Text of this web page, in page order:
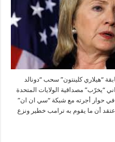
“هيلاري كلينتون” سحب “دونالد
“يخرّب” مصداقية الولايات المتحدة
في حوار أجرته مع شبكة “سي ان ان”
أن ما يقوم به ترامب خطير ونزع